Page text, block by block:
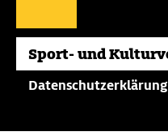
Datenschutzerklärung